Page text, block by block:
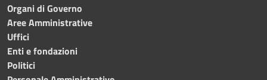
Organi di Governo
Aree Amministrative
Uffici
Enti e fondazioni
Politici